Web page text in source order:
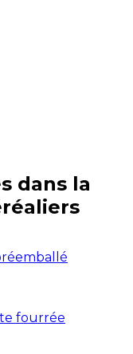
dans la
fourrée